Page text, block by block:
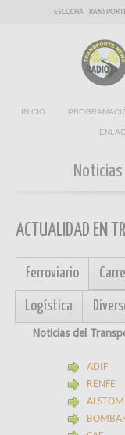
ESCUCHA
INICIO
ACTUALIDAD EN
Ferroviario
Logística
Noticias del
ADIF
RENFE
ALSTOM